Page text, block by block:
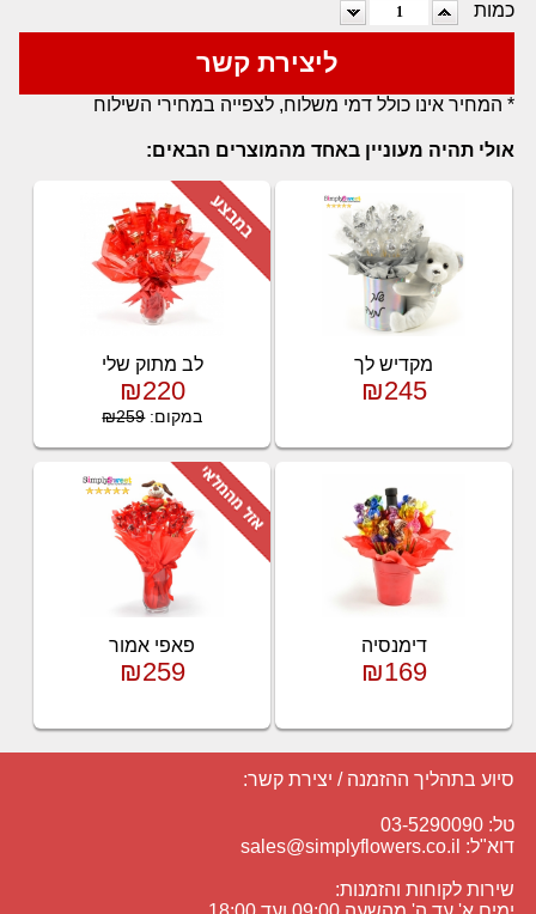
כמות
ליצירת קשר
* המחיר אינו כולל דמי משלוח, לצפייה במחירי השילוח
אולי תהיה מעוניין באחד מהמוצרים הבאים:
מקדיש לך
₪245
לב מתוק שלי
₪220
במקום:₪259
דימנסיה
₪169
פאפי אמור
₪259
סיוע בתהליך ההזמנה / יצירת קשר:
טל: 03-5290090
דוא"ל: sales@simplyflowers.co.il
שירות לקוחות והזמנות: